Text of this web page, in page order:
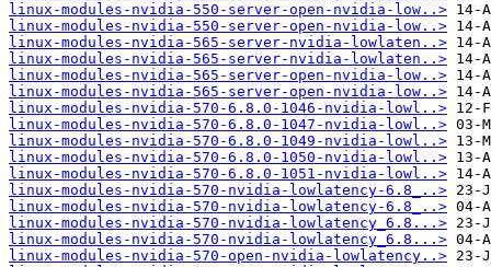
linux-modules-nvidia-550-server-open-nvidia-low..>
linux-modules-nvidia-550-server-open-nvidia-low..>
linux-modules-nvidia-565-server-nvidia-lowlaten..>
linux-modules-nvidia-565-server-nvidia-lowlaten..>
linux-modules-nvidia-565-server-open-nvidia-low..>
linux-modules-nvidia-565-server-open-nvidia-low..>
linux-modules-nvidia-570-6.8.0-1046-nvidia-lowl..>
linux-modules-nvidia-570-6.8.0-1047-nvidia-lowl..>
linux-modules-nvidia-570-6.8.0-1049-nvidia-lowl..>
linux-modules-nvidia-570-6.8.0-1050-nvidia-lowl..>
linux-modules-nvidia-570-6.8.0-1051-nvidia-lowl..>
linux-modules-nvidia-570-nvidia-lowlatency-6.8_..>
linux-modules-nvidia-570-nvidia-lowlatency-6.8_..>
linux-modules-nvidia-570-nvidia-lowlatency_6.8...>
linux-modules-nvidia-570-nvidia-lowlatency_6.8...>
linux-modules-nvidia-570-open-nvidia-lowlatency..>